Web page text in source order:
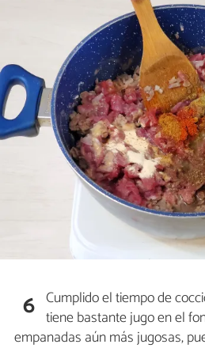
6 Cumplido el tiempo de
tiene bastante jugo en el
empanadas aún más jugosas,